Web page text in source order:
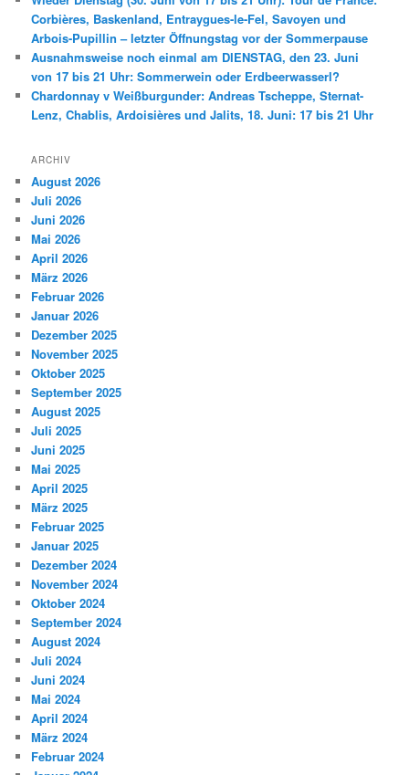
Corbières, Baskenland, Entraygues-le-Fel, Savoyen und
Arbois-Pupillin – letzter Öffnungstag vor der Sommerpause
Ausnahmsweise noch einmal am DIENSTAG, den 23. Juni
von 17 bis 21 Uhr: Sommerwein oder Erdbeerwasserl?
Chardonnay v Weißburgunder: Andreas Tscheppe, Sternat-
Lenz, Chablis, Ardoisières und Jalits, 18. Juni: 17 bis 21 Uhr
ARCHIV
August 2026
Juli 2026
Juni 2026
Mai 2026
April 2026
März 2026
Februar 2026
Januar 2026
Dezember 2025
November 2025
Oktober 2025
September 2025
August 2025
Juli 2025
Juni 2025
Mai 2025
April 2025
März 2025
Februar 2025
Januar 2025
Dezember 2024
November 2024
Oktober 2024
September 2024
August 2024
Juli 2024
Juni 2024
Mai 2024
April 2024
März 2024
Februar 2024